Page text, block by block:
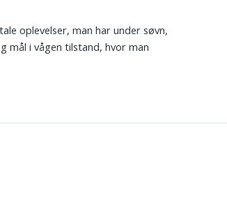
oplevelser, man har under søvn,
mål i vågen tilstand, hvor man